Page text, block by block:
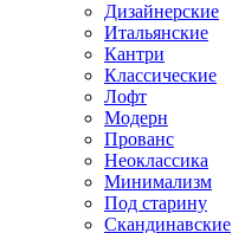
Дизайнерские
Итальянские
Кантри
Классические
Лофт
Модерн
Прованс
Неоклассика
Минимализм
Под старину
Скандинавские